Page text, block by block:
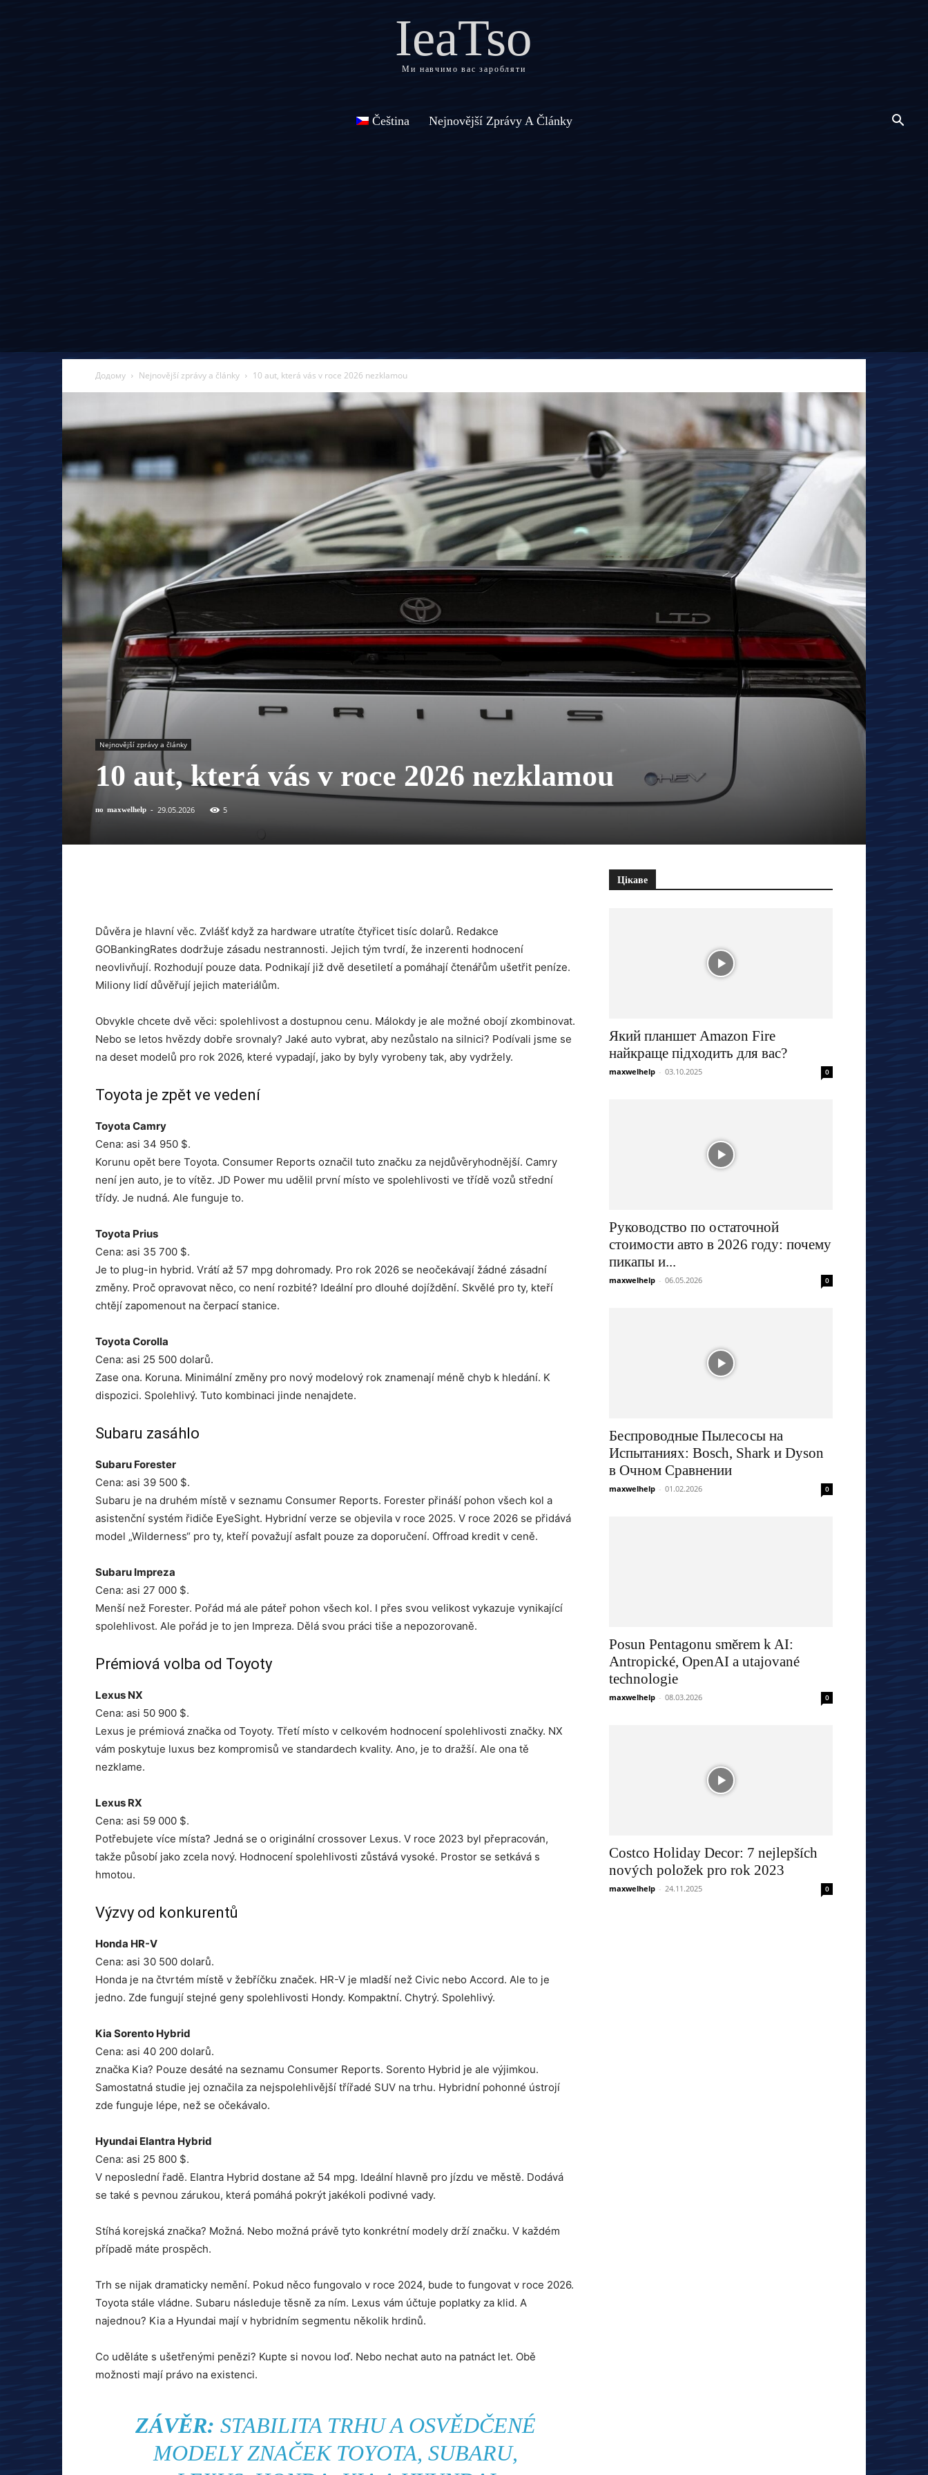
IeaTso
Ми навчимо вас заробляти
Čeština Nejnovější Zprávy A Články
Додому Nejnovější zprávy a články 10 aut, která vás v roce 2026 nezklamou
Nejnovější zprávy a články
10 aut, která vás v roce 2026 nezklamou
по maxwelhelp - 29.05.2026 5
Důvěra je hlavní věc. Zvlášť když za hardware utratíte čtyřicet tisíc dolarů. Redakce
GOBankingRates dodržuje zásadu nestrannosti. Jejich tým tvrdí, že inzerenti hodnocení
neovlivňují. Rozhodují pouze data. Podnikají již dvě desetiletí a pomáhají čtenářům ušetřit peníze.
Miliony lidí důvěřují jejich materiálům.
Obvykle chcete dvě věci: spolehlivost a dostupnou cenu. Málokdy je ale možné obojí zkombinovat.
Nebo se letos hvězdy dobře srovnaly? Jaké auto vybrat, aby nezůstalo na silnici? Podívali jsme se
na deset modelů pro rok 2026, které vypadají, jako by byly vyrobeny tak, aby vydržely.
Toyota je zpět ve vedení
Toyota Camry
Cena: asi 34 950 $.
Korunu opět bere Toyota. Consumer Reports označil tuto značku za nejdůvěryhodnější. Camry
není jen auto, je to vítěz. JD Power mu udělil první místo ve spolehlivosti ve třídě vozů střední
třídy. Je nudná. Ale funguje to.
Toyota Prius
Cena: asi 35 700 $.
Je to plug-in hybrid. Vrátí až 57 mpg dohromady. Pro rok 2026 se neočekávají žádné zásadní
změny. Proč opravovat něco, co není rozbité? Ideální pro dlouhé dojíždění. Skvělé pro ty, kteří
chtějí zapomenout na čerpací stanice.
Toyota Corolla
Cena: asi 25 500 dolarů.
Zase ona. Koruna. Minimální změny pro nový modelový rok znamenají méně chyb k hledání. K
dispozici. Spolehlivý. Tuto kombinaci jinde nenajdete.
Subaru zasáhlo
Subaru Forester
Cena: asi 39 500 $.
Subaru je na druhém místě v seznamu Consumer Reports. Forester přináší pohon všech kol a
asistenční systém řidiče EyeSight. Hybridní verze se objevila v roce 2025. V roce 2026 se přidává
model „Wilderness“ pro ty, kteří považují asfalt pouze za doporučení. Offroad kredit v ceně.
Subaru Impreza
Cena: asi 27 000 $.
Menší než Forester. Pořád má ale páteř pohon všech kol. I přes svou velikost vykazuje vynikající
spolehlivost. Ale pořád je to jen Impreza. Dělá svou práci tiše a nepozorovaně.
Prémiová volba od Toyoty
Lexus NX
Cena: asi 50 900 $.
Lexus je prémiová značka od Toyoty. Třetí místo v celkovém hodnocení spolehlivosti značky. NX
vám poskytuje luxus bez kompromisů ve standardech kvality. Ano, je to dražší. Ale ona tě
nezklame.
Lexus RX
Cena: asi 59 000 $.
Potřebujete více místa? Jedná se o originální crossover Lexus. V roce 2023 byl přepracován,
takže působí jako zcela nový. Hodnocení spolehlivosti zůstává vysoké. Prostor se setkává s
hmotou.
Výzvy od konkurentů
Honda HR-V
Cena: asi 30 500 dolarů.
Honda je na čtvrtém místě v žebříčku značek. HR-V je mladší než Civic nebo Accord. Ale to je
jedno. Zde fungují stejné geny spolehlivosti Hondy. Kompaktní. Chytrý. Spolehlivý.
Kia Sorento Hybrid
Cena: asi 40 200 dolarů.
značka Kia? Pouze desáté na seznamu Consumer Reports. Sorento Hybrid je ale výjimkou.
Samostatná studie jej označila za nejspolehlivější třířadé SUV na trhu. Hybridní pohonné ústrojí
zde funguje lépe, než se očekávalo.
Hyundai Elantra Hybrid
Cena: asi 25 800 $.
V neposlední řadě. Elantra Hybrid dostane až 54 mpg. Ideální hlavně pro jízdu ve městě. Dodává
se také s pevnou zárukou, která pomáhá pokrýt jakékoli podivné vady.
Stíhá korejská značka? Možná. Nebo možná právě tyto konkrétní modely drží značku. V každém
případě máte prospěch.
Trh se nijak dramaticky nemění. Pokud něco fungovalo v roce 2024, bude to fungovat v roce 2026.
Toyota stále vládne. Subaru následuje těsně za ním. Lexus vám účtuje poplatky za klid. A
najednou? Kia a Hyundai mají v hybridním segmentu několik hrdinů.
Co uděláte s ušetřenými penězi? Kupte si novou loď. Nebo nechat auto na patnáct let. Obě
možnosti mají právo na existenci.
ZÁVĚR: STABILITA TRHU A OSVĚDČENÉ
MODELY ZNAČEK TOYOTA, SUBARU,
Цікаве
Який планшет Amazon Fire
найкраще підходить для вас?
maxwelhelp - 03.10.2025 0
Руководство по остаточной
стоимости авто в 2026 году: почему
пикапы и...
maxwelhelp - 06.05.2026 0
Беспроводные Пылесосы на
Испытаниях: Bosch, Shark и Dyson
в Очном Сравнении
maxwelhelp - 01.02.2026 0
Posun Pentagonu směrem k AI:
Antropické, OpenAI a utajované
technologie
maxwelhelp - 08.03.2026 0
Costco Holiday Decor: 7 nejlepších
nových položek pro rok 2023
maxwelhelp - 24.11.2025 0